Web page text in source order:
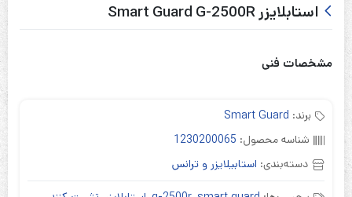
استابلایزر Smart Guard G-2500R
مشخصات فنی
برند: Smart Guard
شناسه محصول: 1230200065
دسته‌بندی: استابیلایزر و ترانس